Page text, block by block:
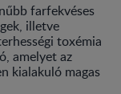
farfekvéses
illetve
toxémia
amelyet az
kialakuló magas